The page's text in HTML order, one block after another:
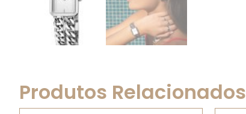
Produtos Relacionados